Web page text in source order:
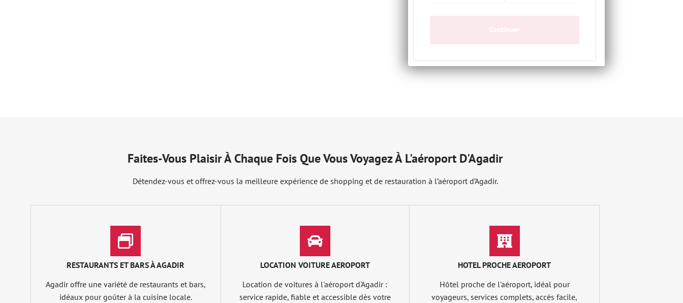
Faites-Vous Plaisir À Chaque Fois Que Vous Voyagez À L'aéroport D'Agadir
Détendez-vous et offrez-vous la meilleure expérience de shopping et de restauration à l’aéroport d’Agadir.
RESTAURANTS ET BARS À AGADIR
Agadir offre une variété de restaurants et bars,
idéaux pour goûter à la cuisine locale.
LOCATION VOITURE AEROPORT
Location de voitures à l'aéroport d'Agadir :
service rapide, fiable et accessible dès votre
HOTEL PROCHE AEROPORT
Hôtel proche de l'aéroport, idéal pour
voyageurs, services complets, accès facile,